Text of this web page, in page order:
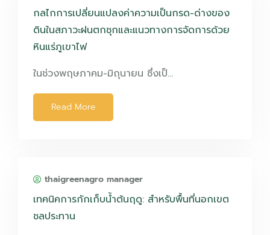
กลไกการเปลี่ยนแปลงค่าความเป็นกรด-ด่างของ
ดินในสภาวะฝนตกชุกและแนวทางการจัดการด้วย
หินแร่ภูเขาไฟ
ในช่วงพฤษภาคม-มิถุนายน ซึ่งเป็…
Read More
thaigreenagro manager
เทคนิคการกักเก็บน้ำต้นฤดู: สำหรับพื้นที่นอกเขต
ชลประทาน